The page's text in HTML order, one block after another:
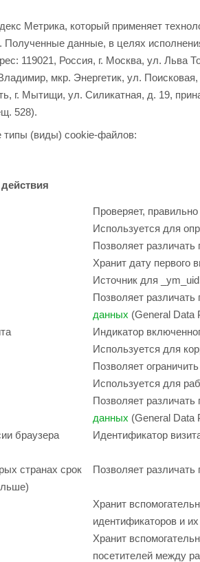
Метрика, который применяет
Полученные данные, в целях
119021, Россия, г. Москва, ул. Льва
мкр. Энергетик, ул.
г. Мытищи, ул. Силикатная, д. 19,
528).
типы (виды) cookie-файлов:
Проверяет,
Используется для
Позволяет различать
Хранит дату первого
Источник для
Позволяет различать
данных (General Data
Индикатор
Используется для
Позволяет
Используется для
Позволяет различать
данных (General Data
браузера
Идентификатор
Позволяет различать
странах срок
Хранит
идентификаторов и
Хранит
посетителей между